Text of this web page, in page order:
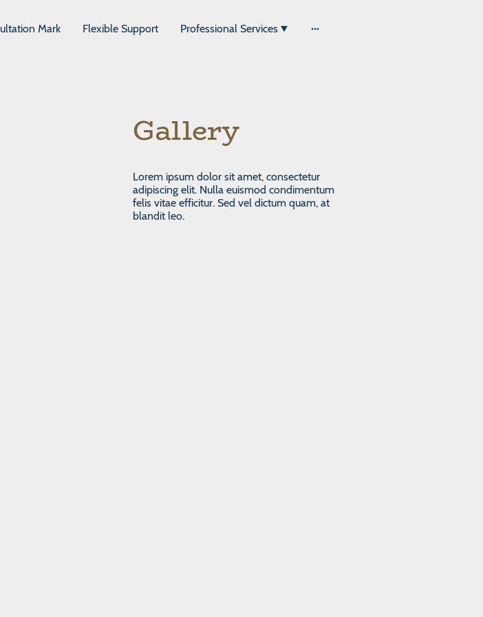
Mark Flexible Support Professional Services
Gallery
Lorem ipsum dolor sit amet, consectetur
adipiscing elit. Nulla euismod condimentum
felis vitae efficitur. Sed vel dictum quam, at
blandit leo.